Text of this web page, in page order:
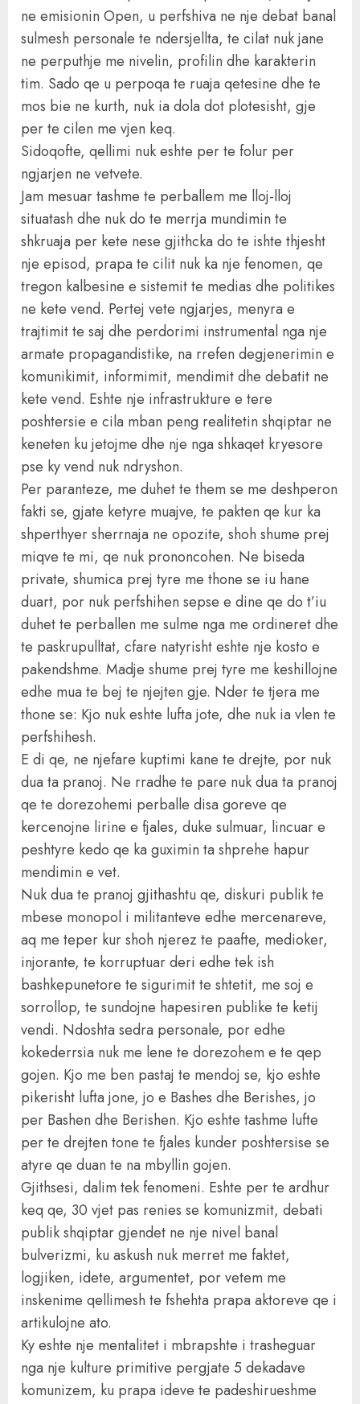
ne emisionin Open, u perfshiva ne nje debat banal
sulmesh personale te ndersjellta, te cilat nuk jane
ne perputhje me nivelin, profilin dhe karakterin
tim. Sado qe u perpoqa te ruaja qetesine dhe te
mos bie ne kurth, nuk ia dola dot plotesisht, gje
per te cilen me vjen keq.
Sidoqofte, qellimi nuk eshte per te folur per
ngjarjen ne vetvete.
Jam mesuar tashme te perballem me lloj-lloj
situatash dhe nuk do te merrja mundimin te
shkruaja per kete nese gjithcka do te ishte thjesht
nje episod, prapa te cilit nuk ka nje fenomen, qe
tregon kalbesine e sistemit te medias dhe politikes
ne kete vend. Pertej vete ngjarjes, menyra e
trajtimit te saj dhe perdorimi instrumental nga nje
armate propagandistike, na rrefen degjenerimin e
komunikimit, informimit, mendimit dhe debatit ne
kete vend. Eshte nje infrastrukture e tere
poshtersie e cila mban peng realitetin shqiptar ne
keneten ku jetojme dhe nje nga shkaqet kryesore
pse ky vend nuk ndryshon.
Per paranteze, me duhet te them se me deshperon
fakti se, gjate ketyre muajve, te pakten qe kur ka
shperthyer sherrnaja ne opozite, shoh shume prej
miqve te mi, qe nuk prononcohen. Ne biseda
private, shumica prej tyre me thone se iu hane
duart, por nuk perfshihen sepse e dine qe do t’iu
duhet te perballen me sulme nga me ordineret dhe
te paskrupulltat, cfare natyrisht eshte nje kosto e
pakendshme. Madje shume prej tyre me keshillojne
edhe mua te bej te njejten gje. Nder te tjera me
thone se: Kjo nuk eshte lufta jote, dhe nuk ia vlen te
perfshihesh.
E di qe, ne njefare kuptimi kane te drejte, por nuk
dua ta pranoj. Ne rradhe te pare nuk dua ta pranoj
qe te dorezohemi perballe disa goreve qe
kercenojne lirine e fjales, duke sulmuar, lincuar e
peshtyre kedo qe ka guximin ta shprehe hapur
mendimin e vet.
Nuk dua te pranoj gjithashtu qe, diskuri publik te
mbese monopol i militanteve edhe mercenareve,
aq me teper kur shoh njerez te paafte, medioker,
injorante, te korruptuar deri edhe tek ish
bashkepunetore te sigurimit te shtetit, me soj e
sorrollop, te sundojne hapesiren publike te ketij
vendi. Ndoshta sedra personale, por edhe
kokederrsia nuk me lene te dorezohem e te qep
gojen. Kjo me ben pastaj te mendoj se, kjo eshte
pikerisht lufta jone, jo e Bashes dhe Berishes, jo
per Bashen dhe Berishen. Kjo eshte tashme lufte
per te drejten tone te fjales kunder poshtersise se
atyre qe duan te na mbyllin gojen.
Gjithsesi, dalim tek fenomeni. Eshte per te ardhur
keq qe, 30 vjet pas renies se komunizmit, debati
publik shqiptar gjendet ne nje nivel banal
bulverizmi, ku askush nuk merret me faktet,
logjiken, idete, argumentet, por vetem me
inskenime qellimesh te fshehta prapa aktoreve qe i
artikulojne ato.
Ky eshte nje mentalitet i mbrapshte i trasheguar
nga nje kulture primitive pergjate 5 dekadave
komunizem, ku prapa ideve te padeshirueshme